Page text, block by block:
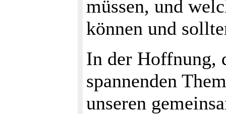
müssen, und
können und
In der Hoffnung,
spannenden
unseren